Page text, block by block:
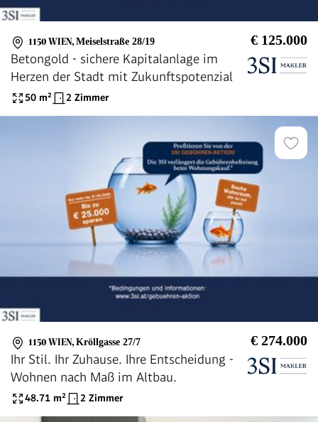
1150 WIEN, Meiselstraße 28/19 € 125.000
Betongold - sichere Kapitalanlage im
Herzen der Stadt mit Zukunftspotenzial
50 m² 2 Zimmer
1150 WIEN, Kröllgasse 27/7 € 274.000
Ihr Stil. Ihr Zuhause. Ihre Entscheidung -
Wohnen nach Maß im Altbau.
48.71 m² 2 Zimmer